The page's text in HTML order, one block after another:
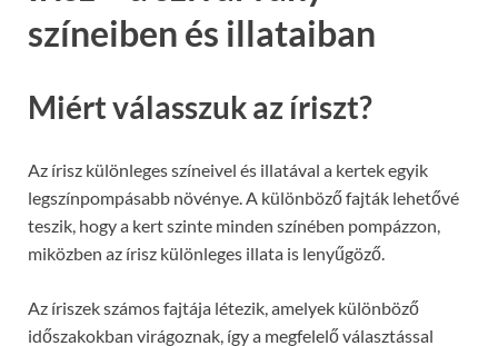
színeiben és illataiban
Miért válasszuk az íriszt?
Az írisz különleges színeivel és illatával a kertek egyik
legszínpompásabb növénye. A különböző fajták lehetővé
teszik, hogy a kert szinte minden színében pompázzon,
miközben az írisz különleges illata is lenyűgöző.
Az íriszek számos fajtája létezik, amelyek különböző
időszakokban virágoznak, így a megfelelő választással